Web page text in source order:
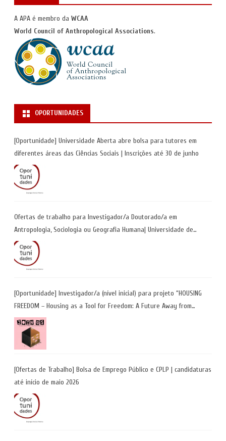
A APA é membro da WCAA
World Council of Anthropological Associations.
OPORTUNIDADES
[Oportunidade] Universidade Aberta abre bolsa para tutores em
diferentes áreas das Ciências Sociais | Inscrições até 30 de junho
Ofertas de trabalho para Investigador/a Doutorado/a em
Antropologia, Sociologia ou Geografia Humana| Universidade de
Coimbra | Candidaturas até 29 de maio 2026
[Oportunidade] Investigador/a (nível inicial) para projeto “HOUSING
FREEDOM – Housing as a Tool for Freedom: A Future Away from
Incarceration” | até 8 de maio
[Ofertas de Trabalho] Bolsa de Emprego Público e CPLP | candidaturas
até início de maio 2026